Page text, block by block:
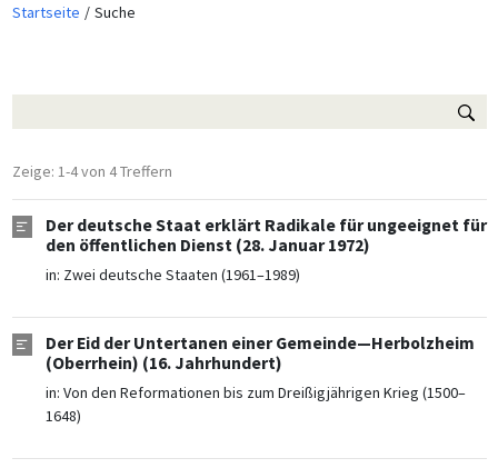
Startseite Suche
Zeige: 1-4 von 4 Treffern
Der deutsche Staat erklärt Radikale für ungeeignet für
den öffentlichen Dienst (28. Januar 1972)
in: Zwei deutsche Staaten (1961–1989)
Der Eid der Untertanen einer Gemeinde—Herbolzheim
(Oberrhein) (16. Jahrhundert)
in: Von den Reformationen bis zum Dreißigjährigen Krieg (1500–
1648)